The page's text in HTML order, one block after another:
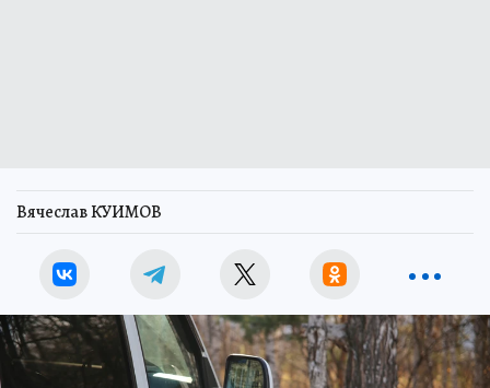
Вячеслав КУИМОВ